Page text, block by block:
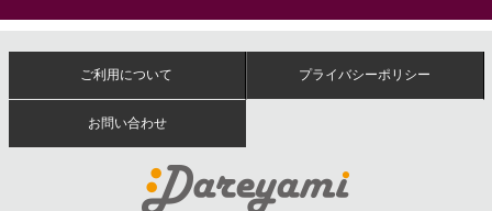
ご利用について プライバシーポリシー
お問い合わせ